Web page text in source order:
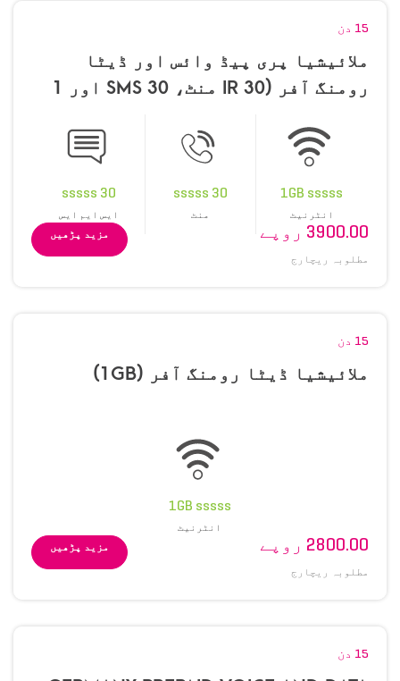
15 دن
ملائیشیا پری پیڈ وائس اور ڈیٹا
رومنگ آفر (30 IR منٹ، 30 SMS اور 1
1GB sssss
انٹرنیٹ
30 sssss
منٹ
30 sssss
ایس ایم ایس
3900.00 روپے
مطلوبہ ریچارج
مزید پڑھیں
15 دن
ملائیشیا ڈیٹا رومنگ آفر (1GB)
1GB sssss
انٹرنیٹ
2800.00 روپے
مطلوبہ ریچارج
مزید پڑھیں
15 دن